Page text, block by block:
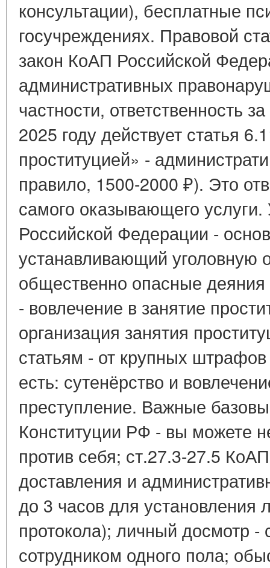
консультации), бесплатные
госучреждениях. Правовой
закон КоАП Российской
административных
частности, ответственность
2025 году действует статья
проституцией» -
правило, 1500-2000 ₽). Это
самого оказывающего услуги.
Российской Федерации -
устанавливающий уголовную
общественно опасные деяния
- вовлечение в занятие
организация занятия
статьям - от крупных
есть: сутенёрство и
преступление. Важные
Конституции РФ - вы можете
против себя; ст.27.3-27.5
доставления и
до 3 часов для установления
протокола); личный досмотр
сотрудником одного пола;